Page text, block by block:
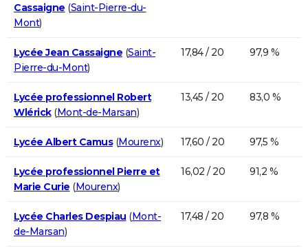
Cassaigne (Saint-Pierre-du-
Mont)
Lycée Jean Cassaigne (Saint-
Pierre-du-Mont)
17,84 / 20 97,9 %
Lycée professionnel Robert
Wlérick(Mont-de-Marsan)
13,45 / 20 83,0 %
Lycée Albert Camus(Mourenx) 17,60 / 20 97,5 %
Lycée professionnel Pierre et
Marie Curie (Mourenx)
16,02 / 20 91,2 %
Lycée Charles Despiau (Mont-
de-Marsan)
17,48 / 20 97,8 %